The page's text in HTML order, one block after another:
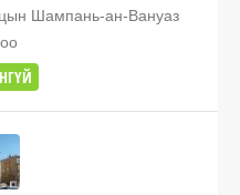
Шампань-ан-Вануаз